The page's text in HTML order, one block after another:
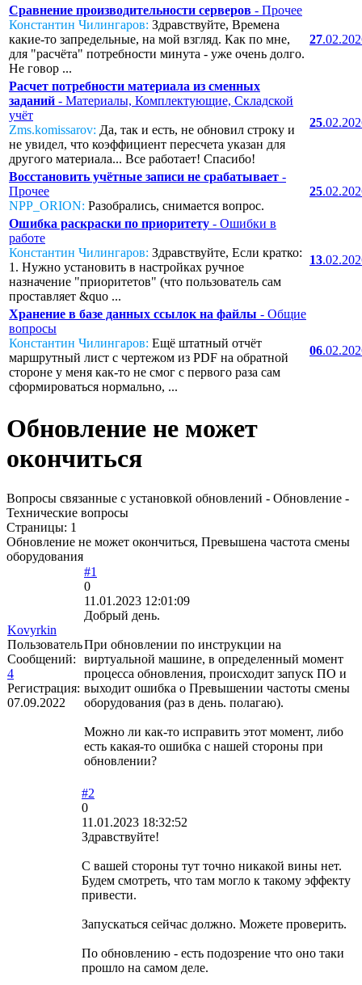
Сравнение производительности серверов - Прочее
Константин Чилингаров: Здравствуйте, Времена
какие-то запредельные, на мой взгляд. Как по мне,
для "расчёта" потребности минута - уже очень долго.
Не говор ...
27
Расчет потребности материала из сменных
заданий - Материалы, Комплектующие, Складской
учёт
Zms.komissarov: Да, так и есть, не обновил строку и
не увидел, что коэффициент пересчета указан для
другого материала... Все работает! Спасибо!
25
Восстановить учётные записи не срабатывает -
Прочее
NPP_ORION: Разобрались, снимается вопрос.
25
Ошибка раскраски по приоритету - Ошибки в
работе
Константин Чилингаров: Здравствуйте, Если кратко:
1. Нужно установить в настройках ручное
назначение "приоритетов" (что пользователь сам
проставляет &quo ...
13
Хранение в базе данных ссылок на файлы - Общие
вопросы
Константин Чилингаров: Ещё штатный отчёт
маршрутный лист с чертежом из PDF на обратной
стороне у меня как-то не смог с первого раза сам
сформироваться нормально, ...
06
Обновление не может
окончиться
Вопросы связанные с установкой обновлений - Обновление -
Технические вопросы
Страницы: 1
Обновление не может окончиться, Превышена частота смены
оборудования
Kovyrkin
Пользователь
Сообщений:
4
Регистрация:
07.09.2022
#1
0
11.01.2023 12:01:09
Добрый день.
При обновлении по инструкции на
виртуальной машине, в определенный момент
процесса обновления, происходит запуск ПО и
выходит ошибка о Превышении частоты смены
оборудования (раз в день. полагаю).
Можно ли как-то исправить этот момент, либо
есть какая-то ошибка с нашей стороны при
обновлении?
#2
0
11.01.2023 18:32:52
Здравствуйте!
С вашей стороны тут точно никакой вины нет.
Будем смотреть, что там могло к такому эффекту
привести.
Запускаться сейчас должно. Можете проверить.
По обновлению - есть подозрение что оно таки
прошло на самом деле.